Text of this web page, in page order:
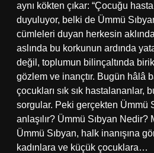
aynı kökten çıkar: “Çocuğu
duyuluyor, belki de Ümmü
cümleleri duyan herkesin
aslında bu korkunun ardında
değil, toplumun bilinçaltında
gözlem ve inançtır. Bugün hâlâ
çocukları sık sık hastalananlar,
sorgular. Peki gerçekten Ümmü
anlaşılır? Ümmü Sıbyan Nedir?
Ümmü Sıbyan, halk inanışına
kadınlara ve küçük çocuklara…